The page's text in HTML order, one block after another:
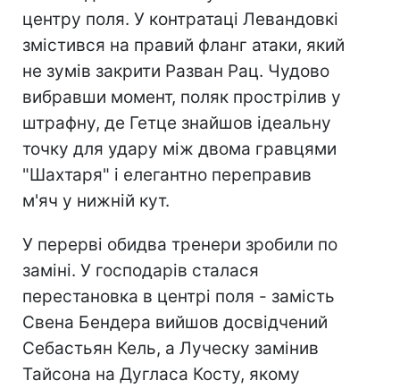
центру поля. У контратаці Левандовкі
змістився на правий фланг атаки, який
не зумів закрити Разван Рац. Чудово
вибравши момент, поляк прострілив у
штрафну, де Гетце знайшов ідеальну
точку для удару між двома гравцями
"Шахтаря" і елегантно переправив
м'яч у нижній кут.
У перерві обидва тренери зробили по
заміні. У господарів сталася
перестановка в центрі поля - замість
Свена Бендера вийшов досвідчений
Себастьян Кель, а Луческу замінив
Тайсона на Дугласа Косту, якому